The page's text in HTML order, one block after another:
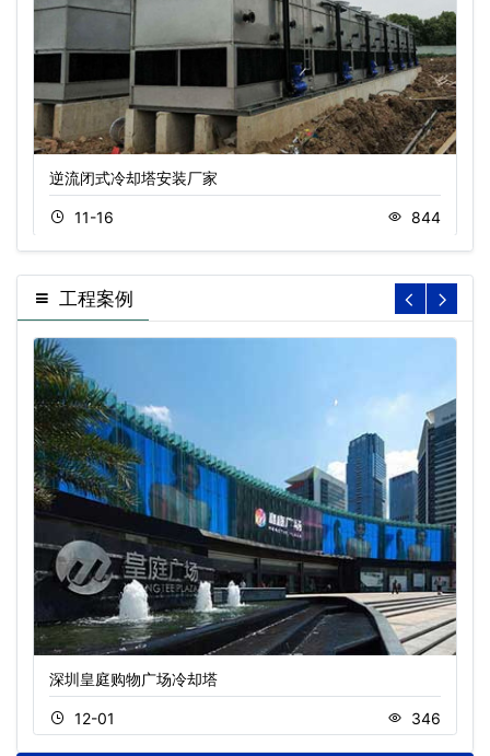
逆流闭式冷却塔安装厂家
11-16 844
工程案例
深圳皇庭购物广场冷却塔
12-01 346